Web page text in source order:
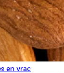
en vrac